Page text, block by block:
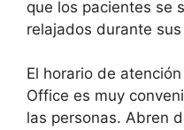
que los pacientes se
relajados durante
El horario de
Office es muy
las personas. Abren